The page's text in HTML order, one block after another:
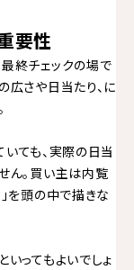
要性
終チェックの場で
さや日当たり、に
ても、実際の日当
ん。買い主は内覧
を頭の中で描きな
ってもよいでしょ